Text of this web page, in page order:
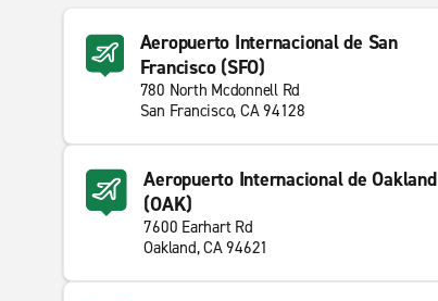
Aeropuerto Internacional de San
Francisco (SFO)
780 North Mcdonnell Rd
San Francisco, CA 94128
Aeropuerto Internacional de Oakland
(OAK)
7600 Earhart Rd
Oakland, CA 94621